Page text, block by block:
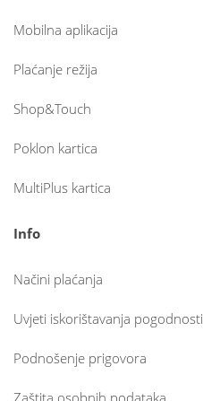
Mobilna aplikacija
Plaćanje režija
Shop&Touch
Poklon kartica
MultiPlus kartica
Info
Načini plaćanja
Uvjeti iskorištavanja pogodnosti
Podnošenje prigovora
Zaštita osobnih podataka